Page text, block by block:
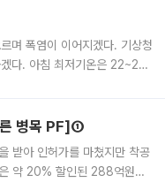
며 폭염이 이어지겠다. 기상청
겠다. 아침 최저기온은 22~27
른 병목 PF]①
받아 인허가를 마쳤지만 착공
약 20% 할인된 288억원에